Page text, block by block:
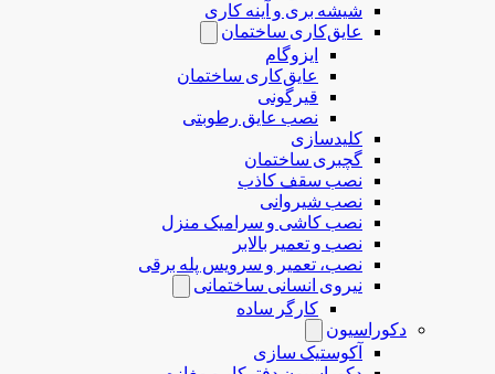
شیشه بری و آینه کاری
عایق‌کاری ساختمان
ایزوگام
عایق‌کاری ساختمان
قیرگونی
نصب عایق رطوبتی
کلیدسازی
گچبری ساختمان
نصب سقف کاذب
نصب شیروانی
نصب کاشی و سرامیک منزل
نصب و تعمیر بالابر
نصب، تعمیر و سرویس پله برقی
نیروی انسانی ساختمانی
کارگر ساده
دکوراسیون
آکوستیک سازی